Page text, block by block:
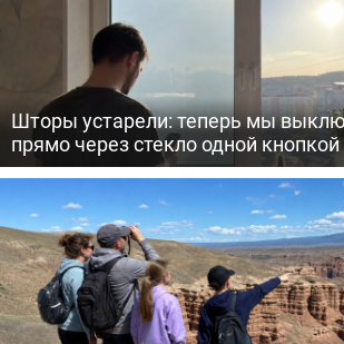
Шторы устарели: теперь мы
прямо через стекло одной кнопкой